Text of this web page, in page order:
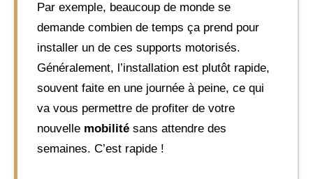
Par exemple, beaucoup de monde se
demande combien de temps ça prend pour
installer un de ces supports motorisés.
Généralement, l’installation est plutôt rapide,
souvent faite en une journée à peine, ce qui
va vous permettre de profiter de votre
nouvelle mobilité sans attendre des
semaines. C’est rapide !